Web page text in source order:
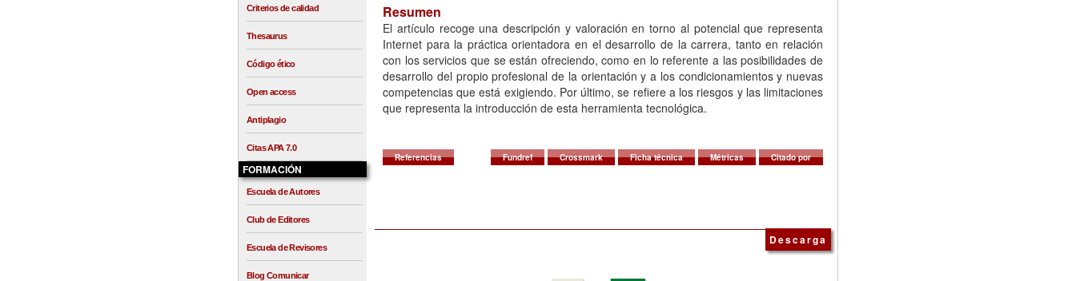
Criterios de calidad
Thesaurus
Código ético
Open access
Antiplagio
Citas APA 7.0
FORMACIÓN
Escuela de Autores
Club de Editores
Escuela de Revisores
Blog Comunicar
Resumen
El artículo recoge una descripción y valoración en torno al potencial que representa
Internet para la práctica orientadora en el desarrollo de la carrera, tanto en relación
con los servicios que se están ofreciendo, como en lo referente a las posibilidades de
desarrollo del propio profesional de la orientación y a los condicionamientos y nuevas
competencias que está exigiendo. Por último, se refiere a los riesgos y las limitaciones
que representa la introducción de esta herramienta tecnológica.
Referencias Fundref Crossmark Ficha técnica Métricas Citado por
Descarga